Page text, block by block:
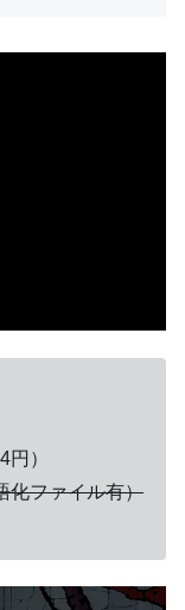
）
化ファイル有）